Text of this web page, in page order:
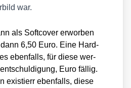
war.
als Soft­co­ver erwor­ben
6,50 Euro. Eine Hard­
eben­falls, für die­se wer­
Euro fäl­lig.
exis­tierr eben­falls, die­se